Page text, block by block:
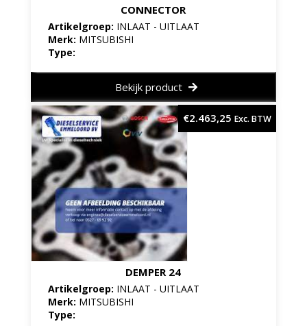
CONNECTOR
Artikelgroep: INLAAT - UITLAAT
Merk: MITSUBISHI
Type:
Bekijk product
DEMPER 24
Artikelgroep: INLAAT - UITLAAT
Merk: MITSUBISHI
Type:
€2.463,25 Exc. BTW